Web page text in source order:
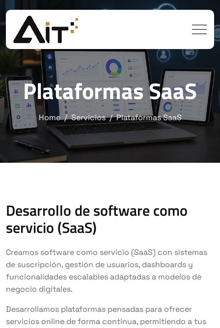
Plataformas SaaS
Home Servicios Plataformas SaaS
Desarrollo de software como
servicio (SaaS)
Creamos software como servicio (SaaS) con sistemas
de suscripción, gestión de usuarios, dashboards y
funcionalidades escalables adaptadas a modelos de
negocio digitales.
Desarrollamos plataformas pensadas para ofrecer
servicios online de forma continua, permitiendo a tus